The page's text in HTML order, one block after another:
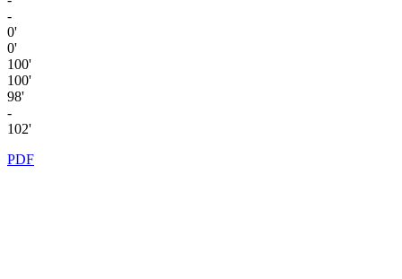
-
0'
0'
100'
100'
98'
-
102'
PDF